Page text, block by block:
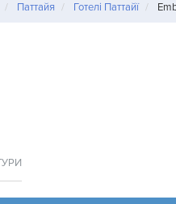
Паттайя Готелі Паттайї